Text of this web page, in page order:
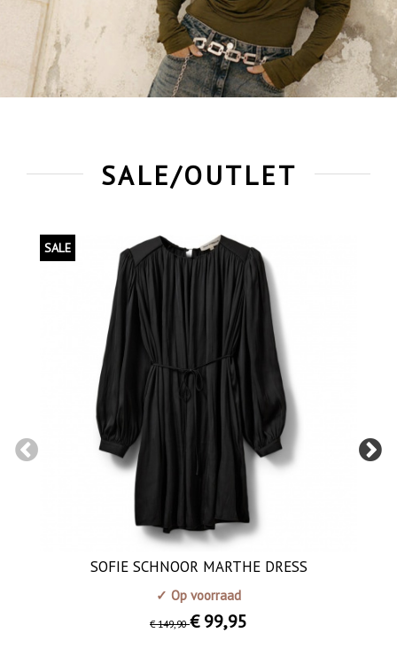
SALE/OUTLET
SALE
SOFIE SCHNOOR MARTHE DRESS
✓ Op voorraad
€ 149,90 € 99,95